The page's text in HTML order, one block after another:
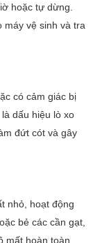
hoặc tự dừng.
máy vệ sinh và tra
có cảm giác bị
dấu hiệu lò xo
đứt cót và gây
nhỏ, hoạt động
bẻ các cần gạt,
mất hoàn toàn